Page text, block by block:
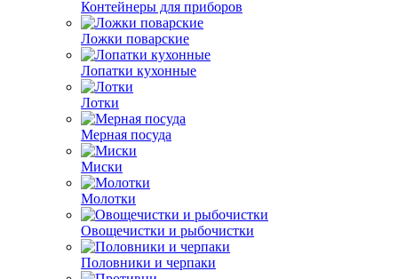
Контейнеры для приборов
Ложки поварские
Лопатки кухонные
Лотки
Мерная посуда
Миски
Молотки
Овощечистки и рыбочистки
Половники и черпаки